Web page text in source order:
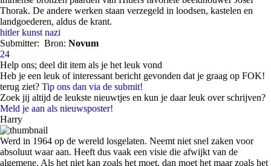
Thorak. De andere werken staan verzegeld in loodsen, kastelen en
landgoederen, aldus de krant.
hitler kunst nazi
Submitter: Bron: Novum
24
Help ons; deel dit item als je het leuk vond
Heb je een leuk of interessant bericht gevonden dat je graag op FOK!
terug ziet? Tip ons dan via de submit!
Zoek jij altijd de leukste nieuwtjes en kun je daar leuk over schrijven?
Meld je aan als nieuwsposter!
Harry
Werd in 1964 op de wereld losgelaten. Neemt niet snel zaken voor
absoluut waar aan. Heeft dus vaak een visie die afwijkt van de
algemene. Als het niet kan zoals het moet, dan moet het maar zoals het